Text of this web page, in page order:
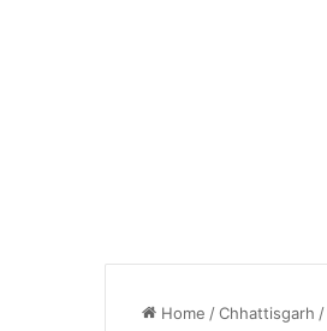
Home /Chhattisgarh /